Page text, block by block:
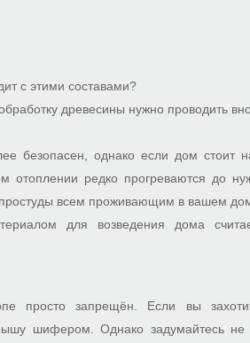
с этими составами?
древесины нужно проводить
безопасен, однако если дом стоит
редко прогреваются до
всем проживающим в вашем
для возведения дома
просто запрещён. Если вы
шифером. Однако задумайтесь не